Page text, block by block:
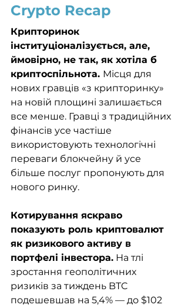
Crypto Recap
Крипторинок
інституціоналізується, але,
ймовірно, не так, як хотіла б
криптоспільнота. Місця для
нових гравців «з крипторинку»
на новій площині залишається
все менше. Гравці з традиційних
фінансів усе частіше
використовують технологічні
переваги блокчейну й усе
більше послуг пропонують для
нового ринку.
Котирування яскраво
показують роль криптовалют
як ризикового активу в
портфелі інвестора. На тлі
зростання геополітичних
ризиків за тиждень BTC
подешевшав на 5,4% — до $102